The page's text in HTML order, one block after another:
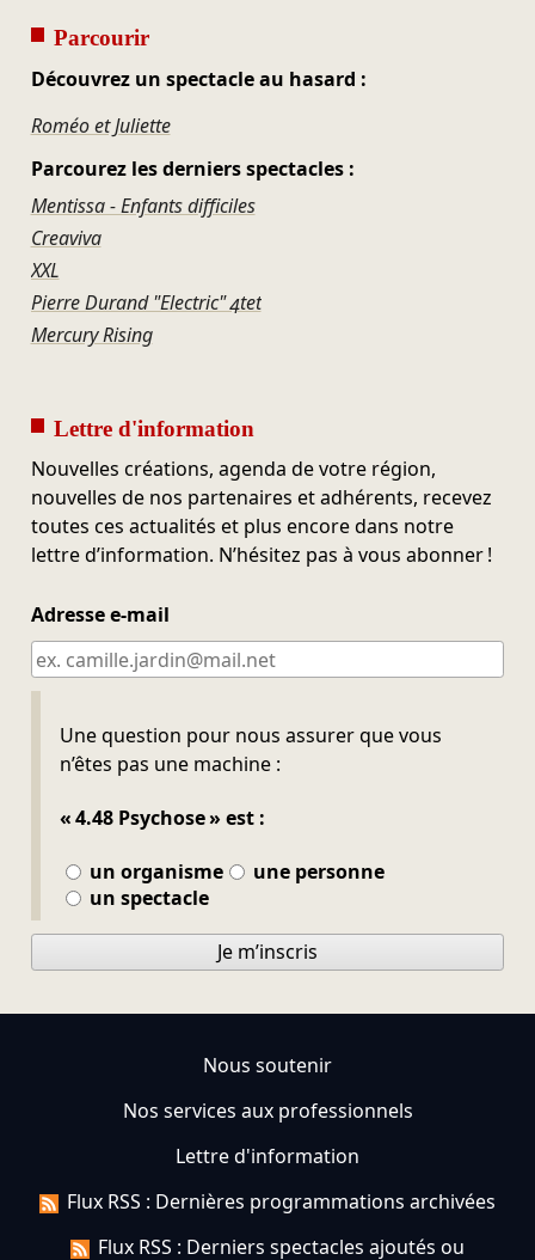
Parcourir
Découvrez un spectacle au hasard :
Roméo et Juliette
Parcourez les derniers spectacles :
Mentissa - Enfants difficiles
Creaviva
XXL
Pierre Durand "Electric" 4tet
Mercury Rising
Lettre d'information
Nouvelles créations, agenda de votre région,
nouvelles de nos partenaires et adhérents, recevez
toutes ces actualités et plus encore dans notre
lettre d’information. N’hésitez pas à vous abonner !
Adresse e-mail
Une question pour nous assurer que vous
n’êtes pas une machine :
« 4.48 Psychose » est :
un organisme
une personne
un spectacle
Ne pas remplir
Je m’inscris
Nous soutenir
Nos services aux professionnels
Lettre d'information
Flux RSS : Dernières programmations archivées
Flux RSS : Derniers spectacles ajoutés ou